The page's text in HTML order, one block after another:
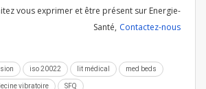
vous exprimer et être présent sur Energie-
Santé, Contactez-nous
iso 20022 lit médical med beds
vibratoire SFQ